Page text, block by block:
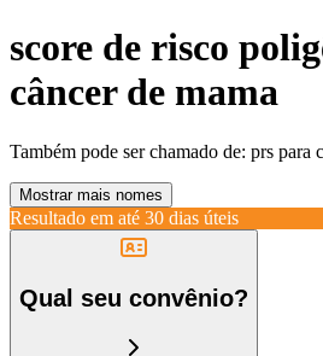
score de risco
câncer de mama
Também pode ser chamado de: prs para
Mostrar mais nomes
Resultado em até 30 dias úteis
Qual seu convênio?